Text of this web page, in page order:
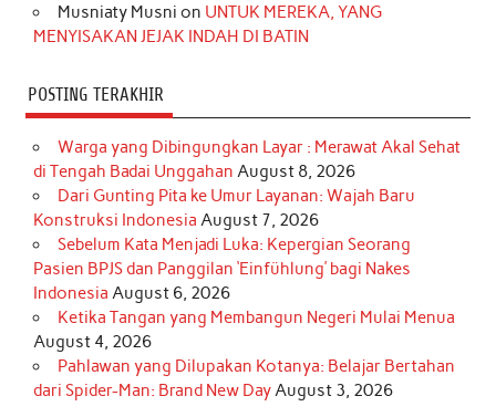
Musniaty Musni on UNTUK MEREKA, YANG
MENYISAKAN JEJAK INDAH DI BATIN
POSTING TERAKHIR
Warga yang Dibingungkan Layar : Merawat Akal Sehat
di Tengah Badai Unggahan August 8, 2026
Dari Gunting Pita ke Umur Layanan: Wajah Baru
Konstruksi Indonesia August 7, 2026
Sebelum Kata Menjadi Luka: Kepergian Seorang
Pasien BPJS dan Panggilan ‘Einfühlung’ bagi Nakes
Indonesia August 6, 2026
Ketika Tangan yang Membangun Negeri Mulai Menua
August 4, 2026
Pahlawan yang Dilupakan Kotanya: Belajar Bertahan
dari Spider-Man: Brand New DayAugust 3, 2026